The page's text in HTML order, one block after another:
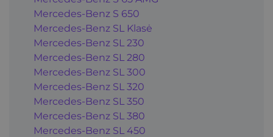
Mercedes-Benz S 650
Mercedes-Benz SL Klasė
Mercedes-Benz SL 230
Mercedes-Benz SL 280
Mercedes-Benz SL 300
Mercedes-Benz SL 320
Mercedes-Benz SL 350
Mercedes-Benz SL 380
Mercedes-Benz SL 450